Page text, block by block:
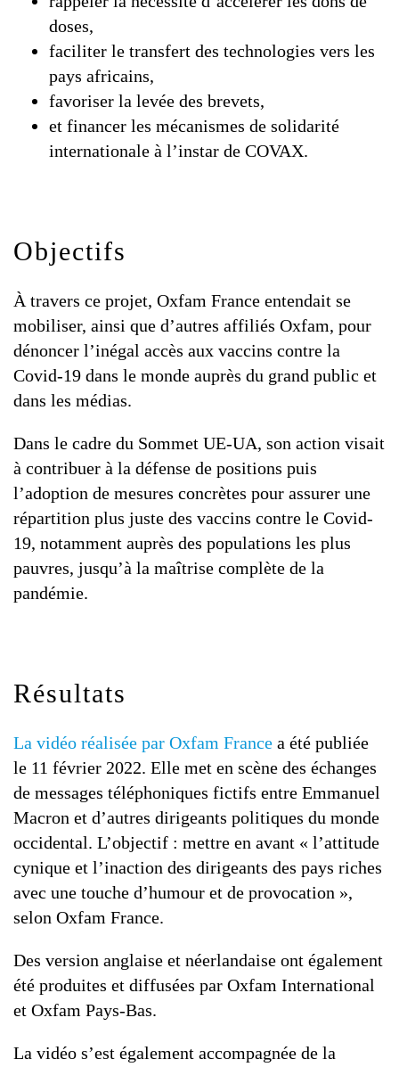
doses,
faciliter le transfert des technologies vers les
pays africains,
favoriser la levée des brevets,
et financer les mécanismes de solidarité
internationale à l’instar de COVAX.
Objectifs
À travers ce projet, Oxfam France entendait se
mobiliser, ainsi que d’autres affiliés Oxfam, pour
dénoncer l’inégal accès aux vaccins contre la
Covid-19 dans le monde auprès du grand public et
dans les médias.
Dans le cadre du Sommet UE-UA, son action visait
à contribuer à la défense de positions puis
l’adoption de mesures concrètes pour assurer une
répartition plus juste des vaccins contre le Covid-
19, notamment auprès des populations les plus
pauvres, jusqu’à la maîtrise complète de la
pandémie.
Résultats
La vidéo réalisée par Oxfam France a été publiée
le 11 février 2022. Elle met en scène des échanges
de messages téléphoniques fictifs entre Emmanuel
Macron et d’autres dirigeants politiques du monde
occidental. L’objectif : mettre en avant « l’attitude
cynique et l’inaction des dirigeants des pays riches
avec une touche d’humour et de provocation »,
selon Oxfam France.
Des version anglaise et néerlandaise ont également
été produites et diffusées par Oxfam International
et Oxfam Pays-Bas.
La vidéo s’est également accompagnée de la